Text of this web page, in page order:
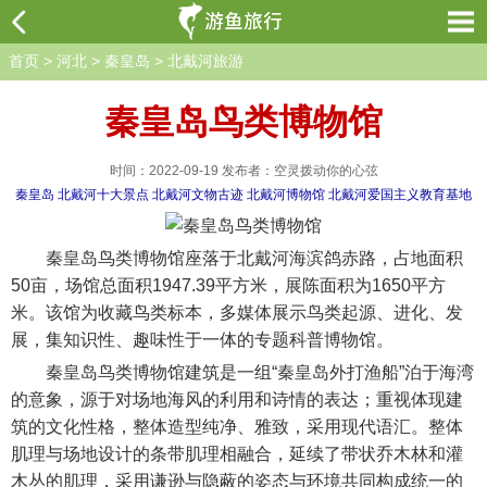
首页 > 河北 > 秦皇岛 > 北戴河旅游
秦皇岛鸟类博物馆
时间：2022-09-19 发布者：空灵拨动你的心弦
秦皇岛 北戴河十大景点 北戴河文物古迹 北戴河博物馆 北戴河爱国主义教育基地
秦皇岛鸟类博物馆座落于北戴河海滨鸽赤路，占地面积
50亩，场馆总面积1947.39平方米，展陈面积为1650平方
米。该馆为收藏鸟类标本，多媒体展示鸟类起源、进化、发
展，集知识性、趣味性于一体的专题科普博物馆。
秦皇岛鸟类博物馆建筑是一组“秦皇岛外打渔船”泊于海湾
的意象，源于对场地海风的利用和诗情的表达；重视体现建
筑的文化性格，整体造型纯净、雅致，采用现代语汇。整体
肌理与场地设计的条带肌理相融合，延续了带状乔木林和灌
木丛的肌理，采用谦逊与隐蔽的姿态与环境共同构成统一的